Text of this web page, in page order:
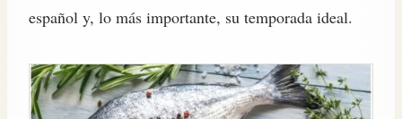
español y, lo más importante, su temporada ideal.